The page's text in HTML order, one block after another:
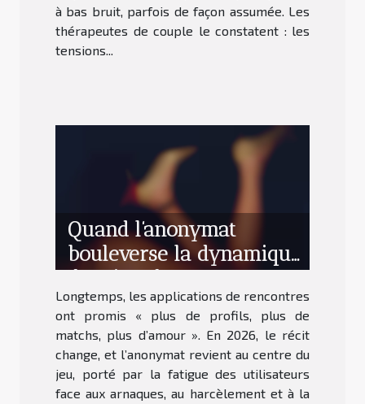
à bas bruit, parfois de façon assumée. Les
thérapeutes de couple le constatent : les
tensions...
Quand l’anonymat
bouleverse la dynamique
des sites de rencontres
Longtemps, les applications de rencontres
ont promis « plus de profils, plus de
matchs, plus d’amour ». En 2026, le récit
change, et l’anonymat revient au centre du
jeu, porté par la fatigue des utilisateurs
face aux arnaques, au harcèlement et à la